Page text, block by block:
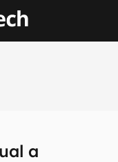
a
em primeira